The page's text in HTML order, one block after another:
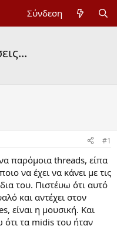
Σύνδεση
#1
παρόμοια threads, είπα
να έχει να κάνει με τις
του. Πιστέυω ότι αυτό
και αντέχει στον
είναι η μουσική. Kαι
τα midis του ήταν